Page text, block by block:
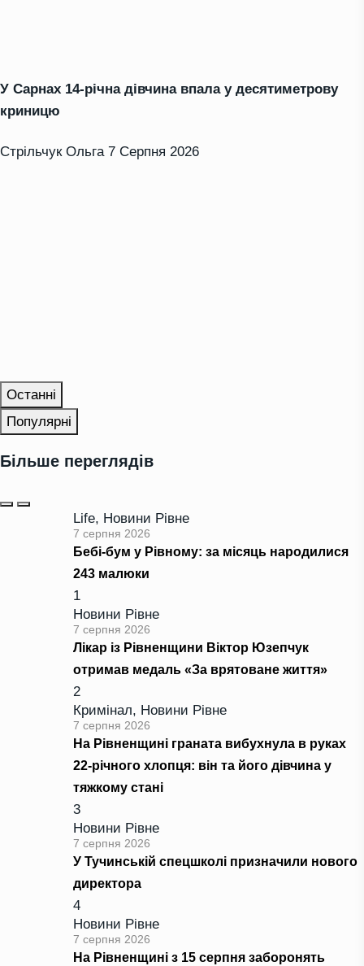
У Сарнах 14-річна дівчина впала у десятиметрову
криницю
Стрільчук Ольга 7 Серпня 2026
Останні
Популярні
Більше переглядів
Life, Новини Рівне
7 серпня 2026
Бебі-бум у Рівному: за місяць народилися
243 малюки
1
Новини Рівне
7 серпня 2026
Лікар із Рівненщини Віктор Юзепчук
отримав медаль «За врятоване життя»
2
Кримінал, Новини Рівне
7 серпня 2026
На Рівненщині граната вибухнула в руках
22-річного хлопця: він та його дівчина у
тяжкому стані
3
Новини Рівне
7 серпня 2026
У Тучинській спецшколі призначили нового
директора
4
Новини Рівне
7 серпня 2026
На Рівненщині з 15 серпня заборонять